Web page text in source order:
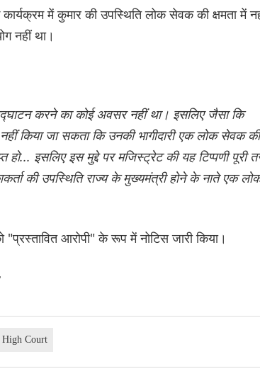
में कुमार की उपस्थिति लोक सेवक की क्षमता में
नहीं था।
करने का कोई अवसर नहीं था। इसलिए जैसा कि
किया जा सकता कि उनकी भागीदारी एक लोक सेवक की
इसलिए इस मुद्दे पर मजिस्ट्रेट की यह टिप्पणी पूरी
की उपस्थिति राज्य के मुख्यमंत्री होने के नाते एक
आरोपी" के रूप में नोटिस जारी किया।
High Court